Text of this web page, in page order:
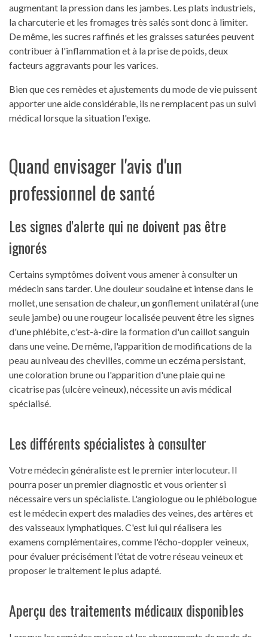
augmentant la pression dans les jambes. Les plats industriels,
la charcuterie et les fromages très salés sont donc à limiter.
De même, les sucres raffinés et les graisses saturées peuvent
contribuer à l'inflammation et à la prise de poids, deux
facteurs aggravants pour les varices.
Bien que ces remèdes et ajustements du mode de vie puissent
apporter une aide considérable, ils ne remplacent pas un suivi
médical lorsque la situation l'exige.
Quand envisager l'avis d'un
professionnel de santé
Les signes d'alerte qui ne doivent pas être
ignorés
Certains symptômes doivent vous amener à consulter un
médecin sans tarder. Une douleur soudaine et intense dans le
mollet, une sensation de chaleur, un gonflement unilatéral (une
seule jambe) ou une rougeur localisée peuvent être les signes
d'une phlébite, c'est-à-dire la formation d'un caillot sanguin
dans une veine. De même, l'apparition de modifications de la
peau au niveau des chevilles, comme un eczéma persistant,
une coloration brune ou l'apparition d'une plaie qui ne
cicatrise pas (ulcère veineux), nécessite un avis médical
spécialisé.
Les différents spécialistes à consulter
Votre médecin généraliste est le premier interlocuteur. Il
pourra poser un premier diagnostic et vous orienter si
nécessaire vers un spécialiste. L'angiologue ou le phlébologue
est le médecin expert des maladies des veines, des artères et
des vaisseaux lymphatiques. C'est lui qui réalisera les
examens complémentaires, comme l'écho-doppler veineux,
pour évaluer précisément l'état de votre réseau veineux et
proposer le traitement le plus adapté.
Aperçu des traitements médicaux disponibles